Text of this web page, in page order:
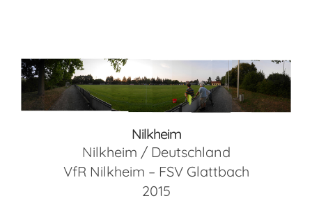
Nilkheim
Nilkheim / Deutschland
VfR Nilkheim – FSV Glattbach
2015